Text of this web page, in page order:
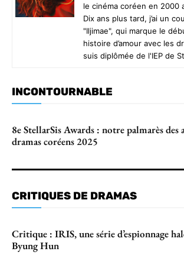
le cinéma coréen en 2000
Dix ans plus tard, j’ai un
"Iljimae", qui marque le
histoire d’amour avec les
suis diplômée de l'IEP de
INCONTOURNABLE
8e StellarSis Awards : notre palmarès des
dramas coréens 2025
CRITIQUES DE DRAMAS
Critique : IRIS, une série d’espionnage
Byung Hun